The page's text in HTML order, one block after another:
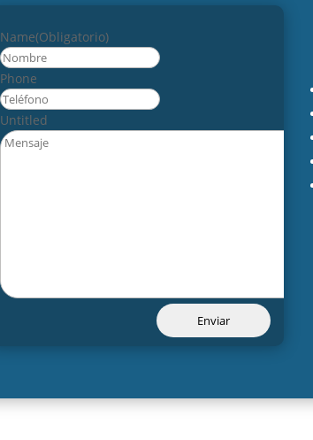
Name(Obligatorio)
Nombre
Phone
Untitled